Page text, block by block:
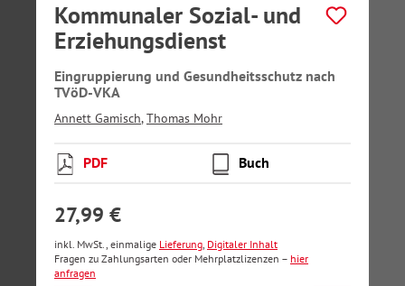
Kommunaler Sozial- und
Erziehungsdienst
Eingruppierung und Gesundheitsschutz nach
TVöD-VKA
Annett Gamisch,Thomas Mohr
PDF Buch
27,99 €
inkl. MwSt., einmalige Lieferung, Digitaler Inhalt
Fragen zu Zahlungsarten oder Mehrplatzlizenzen – hier
anfragen